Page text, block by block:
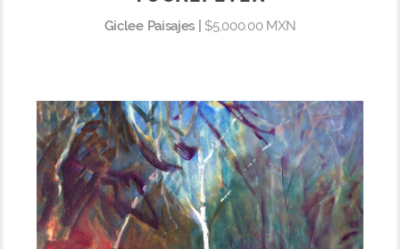
Giclee Paisajes |$5,000.00 MXN